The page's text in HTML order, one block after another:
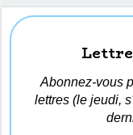
Abonnez-vous
lettres (le jeudi,